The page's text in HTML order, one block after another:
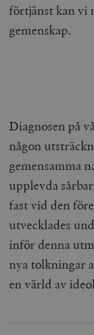
förtjänst kan vi
gemenskap.
Diagnosen på
någon
gemensamma
upplevda
fast vid den
utvecklades
inför denna
nya tolkningar
en värld av